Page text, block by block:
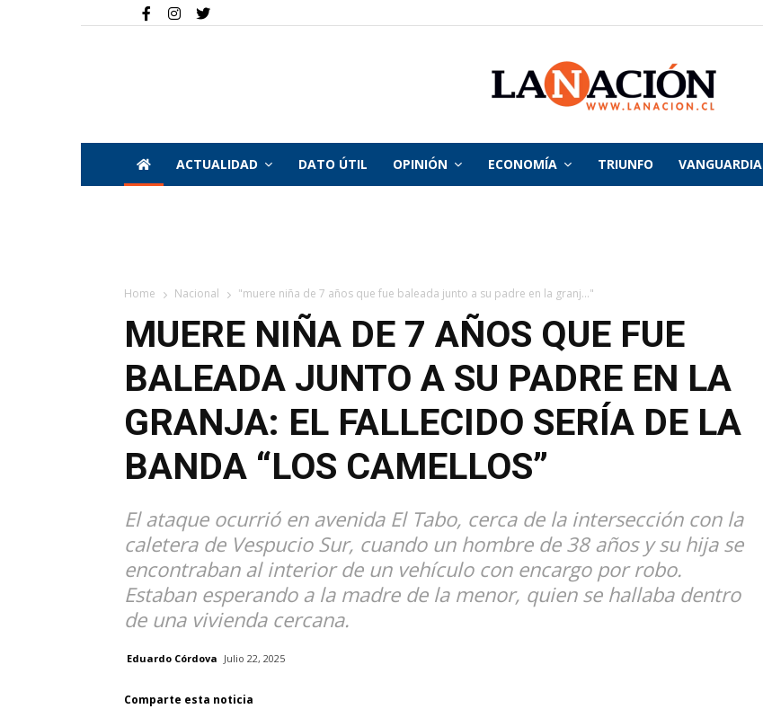
La
ACTUALIDAD DATO ÚTIL OPINIÓN ECONOMÍA TRIUNFO VANGUARDIA
Home Nacional "muere niña de 7 años que fue baleada junto a su padre en la granj..."
MUERE NIÑA DE 7 AÑOS QUE FUE
BALEADA JUNTO A SU PADRE EN LA
GRANJA: EL FALLECIDO SERÍA DE LA
BANDA “LOS CAMELLOS”
El ataque ocurrió en avenida El Tabo, cerca de la intersección con la
caletera de Vespucio Sur, cuando un hombre de 38 años y su hija se
encontraban al interior de un vehículo con encargo por robo.
Estaban esperando a la madre de la menor, quien se hallaba dentro
de una vivienda cercana.
Eduardo Córdova Julio 22, 2025
Comparte esta noticia